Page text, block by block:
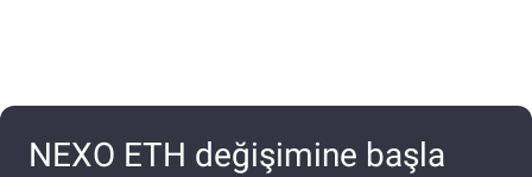
NEXO ETH değişimine başla